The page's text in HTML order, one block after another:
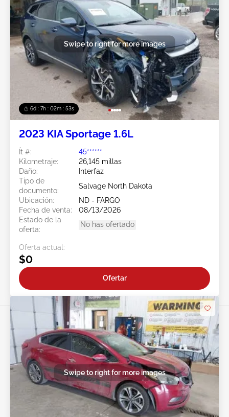
6d : 7h : 02m : 50s
Swipe to right for more images
2023 KIA Sportage 1.6L
Ít #:
45******
Kilometraje:
26,145 millas
Daño:
Interfaz
Tipo de
documento:
Salvage North Dakota
Ubicación:
ND - FARGO
Fecha de venta:
08/13/2026
Estado de la
oferta:
No has ofertado
Oferta actual:
$0
Ofertar
Swipe to right for more images